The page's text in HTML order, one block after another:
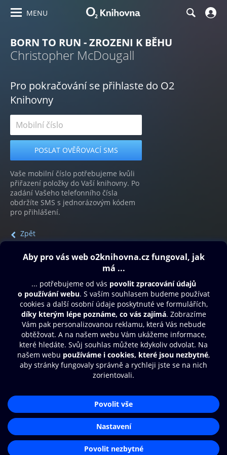
MENU
BORN TO RUN - ZROZENI K BĚHU
Christopher McDougall
Pro pokračování se přihlaste do O2
Knihovny
Vaše mobilní číslo potřebujeme kvůli
přiřazení položky do Vaší knihovny. Po
zadání Vašeho telefonního čísla
obdržíte SMS s jednorázovým kódem
pro přihlášení.
Zpět
Obsah ke stažení
Moje O2 Knihovna
Další zábava
© O2 Czech Republic a.s.
Přístupnost
Zásady zpracování osobních údajů
Nastavení cookies
Aplikace O2 Knihovna
Čti a poslouchej své e-knihy a
audioknihy rychleji a pohodlněji.